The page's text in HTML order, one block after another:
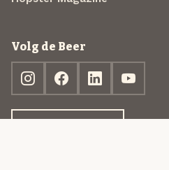
Volg de Beer